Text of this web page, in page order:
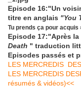
Episode 16:"Un
titre en anglais "You
Tu prends ça pour acquis
Episode 17:"Après
Death " traduction
Episodes passés et
LES MERCREDIS
LES MERCREDIS
résumés & vidéos)<<